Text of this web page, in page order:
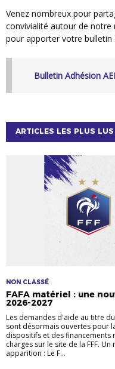
Venez nombreux pour partager ce moment d’échanges et de
convivialité autour de
pour apporter votre bulletin
Bulletin Adhésion
ARTICLES LES PLUS
NON CLASSÉ
FAFA matériel : une
2026-2027
Les demandes d'aide au titre
sont désormais ouvertes pour
dispositifs et des financements
charges sur le site de la FFF.
apparition : Le F...